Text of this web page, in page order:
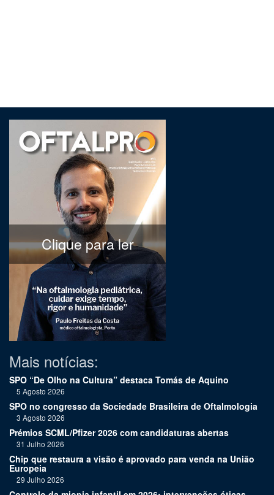
Clique para ler
Mais notícias:
SPO “De Olho na Cultura” destaca Tomás de Aquino
5 Agosto 2026
SPO no congresso da Sociedade Brasileira de Oftalmologia
3 Agosto 2026
Prémios SCML/Pfizer 2026 com candidaturas abertas
31 Julho 2026
Chip que restaura a visão é aprovado para venda na União
Europeia
29 Julho 2026